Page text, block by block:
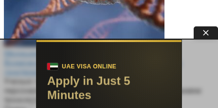
Возможность лечиться от старости связывают с
генотерапией: как это работает
Ученые-генетики высказываются о том, что
персонализированная генотерапия с использованием
технологии CRISPR может быть способом